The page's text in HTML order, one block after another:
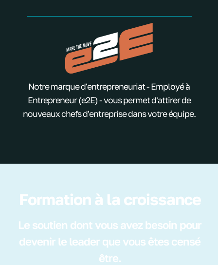
Notre marque d'entrepreneuriat - Employé à
Entrepreneur (e2E) - vous permet d'attirer de
nouveaux chefs d'entreprise dans votre équipe.
Formation à la croissance
Le soutien dont vous avez besoin pour
devenir le leader que vous êtes censé
être.